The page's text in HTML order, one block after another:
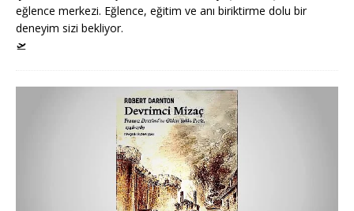
eğlence merkezi. Eğlence, eğitim ve anı biriktirme dolu bir
deneyim sizi bekliyor.
🛫